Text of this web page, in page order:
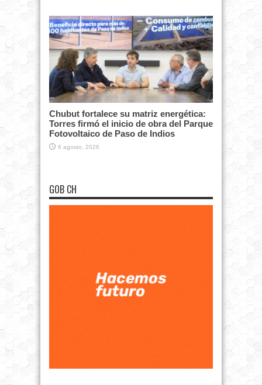
Chubut fortalece su matriz energética:
Torres firmó el inicio de obra del Parque
Fotovoltaico de Paso de Indios
6 agosto, 2026
GOB CH